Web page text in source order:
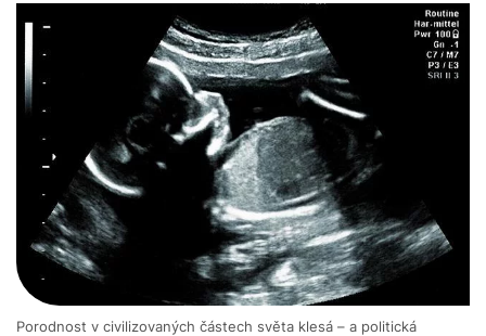
Porodnost v civilizovaných částech světa klesá – a politická